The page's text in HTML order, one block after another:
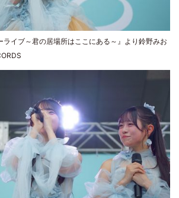
ライブ～君の居場所はここにある～』より鈴野みお